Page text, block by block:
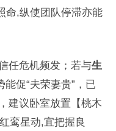
命,纵使团队停滞亦能
任危机频发；若与生
能促“夫荣妻贵”，已
建议卧室放置【桃木
鸾星动,宜把握良